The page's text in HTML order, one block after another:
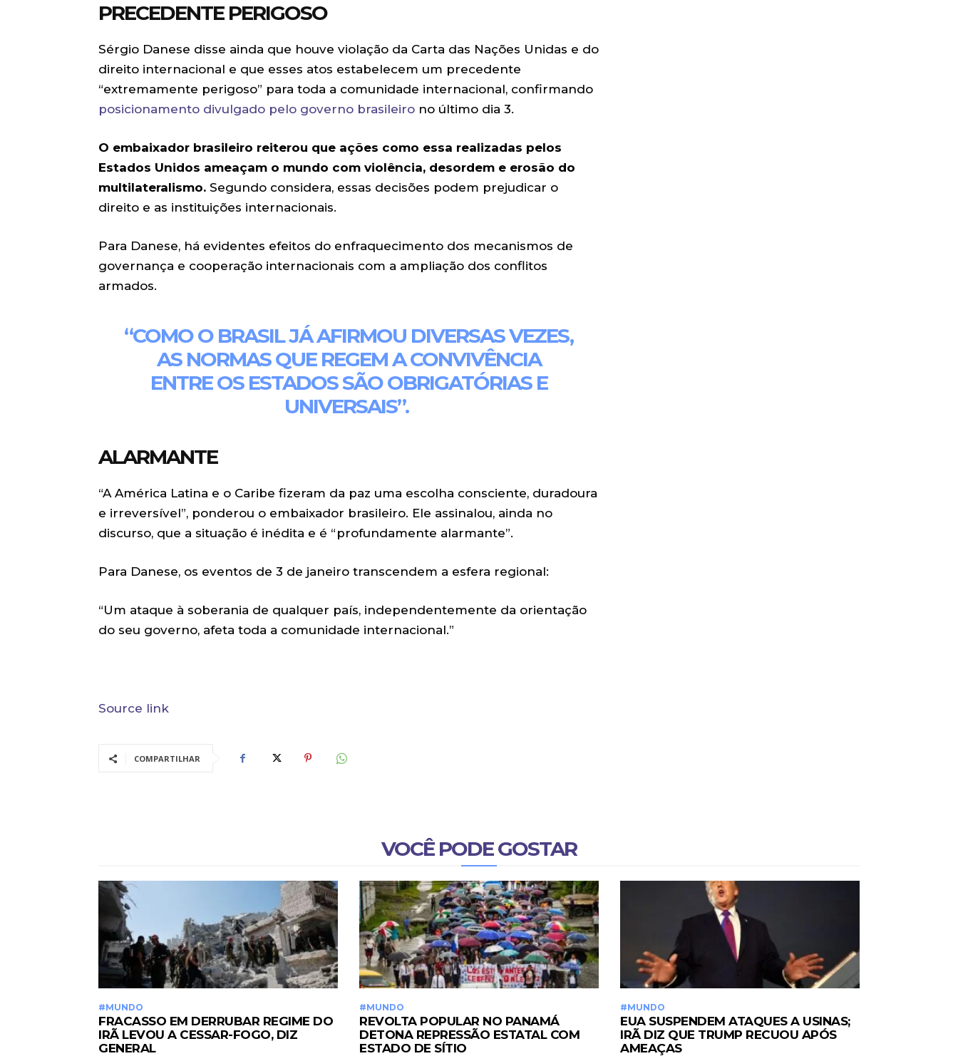
PRECEDENTE PERIGOSO
Sérgio Danese disse ainda que houve violação da Carta das Nações Unidas e do
direito internacional e que esses atos estabelecem um precedente
“extremamente perigoso” para toda a comunidade internacional, confirmando
posicionamento divulgado pelo governo brasileiro no último dia 3.
O embaixador brasileiro reiterou que ações como essa realizadas pelos
Estados Unidos ameaçam o mundo com violência, desordem e erosão do
multilateralismo. Segundo considera, essas decisões podem prejudicar o
direito e as instituições internacionais.
Para Danese, há evidentes efeitos do enfraquecimento dos mecanismos de
governança e cooperação internacionais com a ampliação dos conflitos
armados.
“COMO O BRASIL JÁ AFIRMOU DIVERSAS VEZES,
AS NORMAS QUE REGEM A CONVIVÊNCIA
ENTRE OS ESTADOS SÃO OBRIGATÓRIAS E
UNIVERSAIS”.
ALARMANTE
“A América Latina e o Caribe fizeram da paz uma escolha consciente, duradoura
e irreversível”, ponderou o embaixador brasileiro. Ele assinalou, ainda no
discurso, que a situação é inédita e é “profundamente alarmante”.
Para Danese, os eventos de 3 de janeiro transcendem a esfera regional:
“Um ataque à soberania de qualquer país, independentemente da orientação
do seu governo, afeta toda a comunidade internacional.”
Source link
COMPARTILHAR
VOCÊ PODE GOSTAR
#MUNDO
FRACASSO EM DERRUBAR REGIME DO
IRÃ LEVOU A CESSAR-FOGO, DIZ
GENERAL
#MUNDO
REVOLTA POPULAR NO PANAMÁ
DETONA REPRESSÃO ESTATAL COM
ESTADO DE SÍTIO
#MUNDO
EUA SUSPENDEM ATAQUES A USINAS;
IRÃ DIZ QUE TRUMP RECUOU APÓS
AMEAÇAS